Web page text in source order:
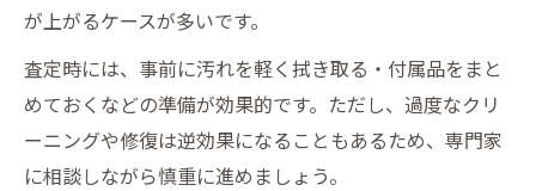
が上がるケースが多いです。
査定時には、事前に汚れを軽く拭き取る・付属品をまと
めておくなどの準備が効果的です。ただし、過度なクリ
ーニングや修復は逆効果になることもあるため、専門家
に相談しながら慎重に進めましょう。